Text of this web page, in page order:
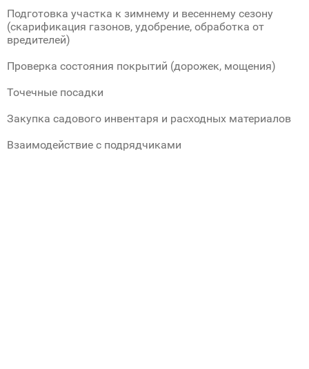
Подготовка участка к зимнему и весеннему сезону
(скарификация газонов, удобрение, обработка от
вредителей)
Проверка состояния покрытий (дорожек, мощения)
Точечные посадки
Закупка садового инвентаря и расходных материалов
Взаимодействие с подрядчиками